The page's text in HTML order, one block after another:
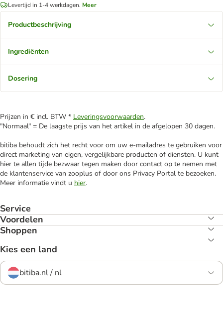
Levertijd in 1-4 werkdagen. Meer
Productbeschrijving
Ingrediënten
Dosering
Prijzen in € incl. BTW * Leveringsvoorwaarden.
"Normaal" = De laagste prijs van het artikel in de afgelopen 30 dagen.
bitiba behoudt zich het recht voor om uw e-mailadres te gebruiken voor
direct marketing van eigen, vergelijkbare producten of diensten. U kunt
hier te allen tijde bezwaar tegen maken door contact op te nemen met
de klantenservice van zooplus of door ons Privacy Portal te bezoeken.
Meer informatie vindt u hier.
Service
Voordelen
Shoppen
Kies een land
bitiba.nl / nl